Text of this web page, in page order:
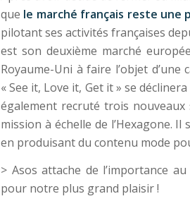
que le marché français reste une
pilotant ses activités françaises
est son deuxième marché
Royaume-Uni à faire l’objet
« See it, Love it, Get it » se
également recruté trois
mission à échelle de l’Hexagone.
en produisant du contenu mode
> Asos attache de l’importance
pour notre plus grand plaisir !